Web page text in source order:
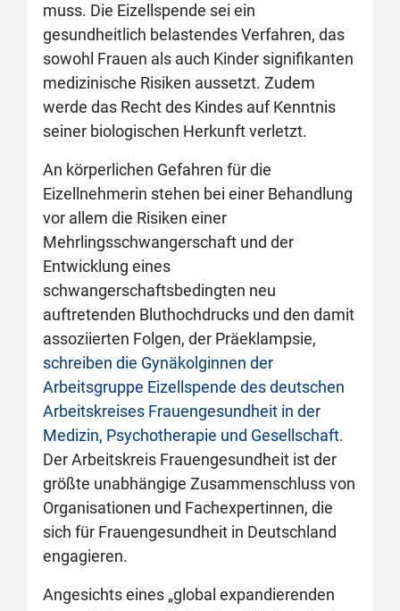
muss. Die Eizellspende sei ein
gesundheitlich belastendes Verfahren, das
sowohl Frauen als auch Kinder signifikanten
medizinische Risiken aussetzt. Zudem
werde das Recht des Kindes auf Kenntnis
seiner biologischen Herkunft verletzt.
An körperlichen Gefahren für die
Eizellnehmerin stehen bei einer Behandlung
vor allem die Risiken einer
Mehrlingsschwangerschaft und der
Entwicklung eines
schwangerschaftsbedingten neu
auftretenden Bluthochdrucks und den damit
assoziierten Folgen, der Präeklampsie,
schreiben die Gynäkolginnen der
Arbeitsgruppe Eizellspende des deutschen
Arbeitskreises Frauengesundheit in der
Medizin, Psychotherapie und Gesellschaft.
Der Arbeitskreis Frauengesundheit ist der
größte unabhängige Zusammenschluss von
Organisationen und Fachexpertinnen, die
sich für Frauengesundheit in Deutschland
engagieren.
Angesichts eines „global expandierenden